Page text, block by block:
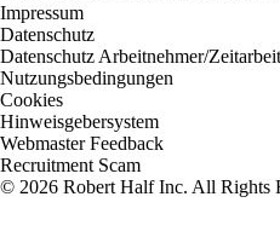
Impressum
Datenschutz
Datenschutz Arbeitnehmer/
Nutzungsbedingungen
Cookies
Hinweisgebersystem
Webmaster Feedback
Recruitment Scam